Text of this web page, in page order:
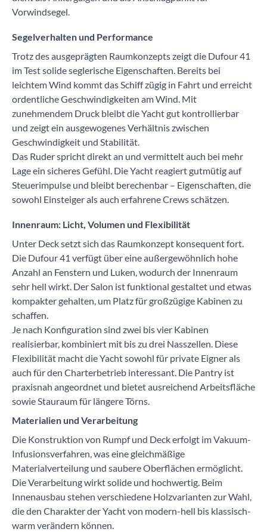
Vorwindsegel.
Segelverhalten und Performance
Trotz des ausgeprägten Raumkonzepts zeigt die Dufour 41
im Test solide seglerische Eigenschaften. Bereits bei
leichtem Wind kommt das Schiff zügig in Fahrt und erreicht
ordentliche Geschwindigkeiten am Wind. Mit
zunehmendem Druck bleibt die Yacht gut kontrollierbar
und zeigt ein ausgewogenes Verhältnis zwischen
Geschwindigkeit und Stabilität.
Das Ruder spricht direkt an und vermittelt auch bei mehr
Lage ein sicheres Gefühl. Die Yacht reagiert gutmütig auf
Steuerimpulse und bleibt berechenbar – Eigenschaften, die
sowohl Einsteiger als auch erfahrene Crews schätzen.
Innenraum: Licht, Volumen und Flexibilität
Unter Deck setzt sich das Raumkonzept konsequent fort.
Die Dufour 41 verfügt über eine außergewöhnlich hohe
Anzahl an Fenstern und Luken, wodurch der Innenraum
sehr hell wirkt. Der Salon ist funktional gestaltet und etwas
kompakter gehalten, um Platz für großzügige Kabinen zu
schaffen.
Je nach Konfiguration sind zwei bis vier Kabinen
realisierbar, kombiniert mit bis zu drei Nasszellen. Diese
Flexibilität macht die Yacht sowohl für private Eigner als
auch für den Charterbetrieb interessant. Die Pantry ist
praxisnah angeordnet und bietet ausreichend Arbeitsfläche
sowie Stauraum für längere Törns.
Materialien und Verarbeitung
Die Konstruktion von Rumpf und Deck erfolgt im Vakuum-
Infusionsverfahren, was eine gleichmäßige
Materialverteilung und saubere Oberflächen ermöglicht.
Die Verarbeitung wirkt solide und hochwertig. Beim
Innenausbau stehen verschiedene Holzvarianten zur Wahl,
die den Charakter der Yacht von modern-hell bis klassisch-
warm verändern können.